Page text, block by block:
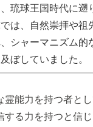
琉球王国時代に遡
は、自然崇拝や祖
シャーマニズム的
ぼしていました。
霊能力を持つ者とし
する力を持つと信